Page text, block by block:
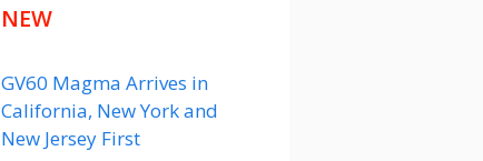
NEW
GV60 Magma Arrives in
California, New York and
New Jersey First